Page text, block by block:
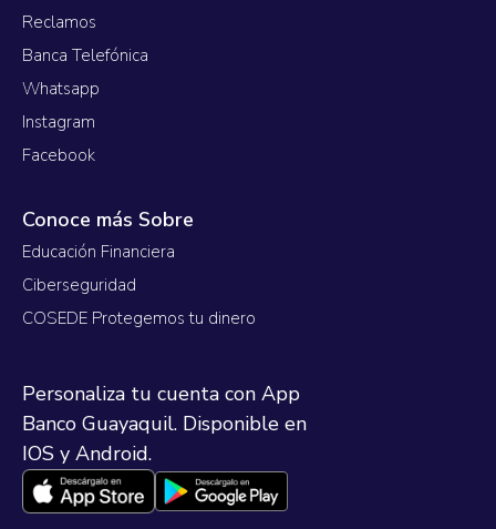
Reclamos
Banca Telefónica
Whatsapp
Instagram
Facebook
Conoce más Sobre
Educación Financiera
Ciberseguridad
COSEDE Protegemos tu dinero
Personaliza tu cuenta con App
Banco Guayaquil. Disponible en
IOS y Android.